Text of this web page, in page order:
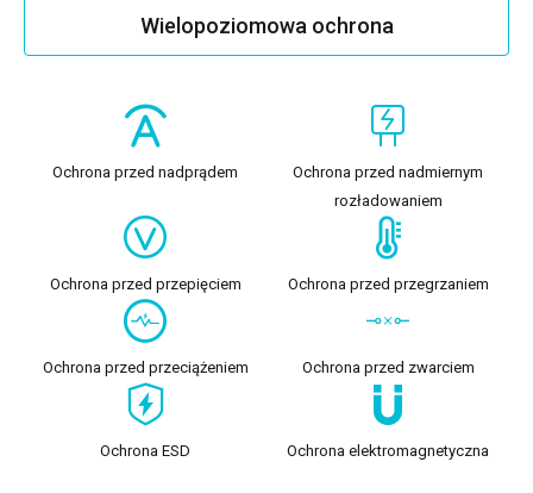
Wielopoziomowa ochrona
Ochrona przed nadprądem
Ochrona przed nadmiernym
rozładowaniem
Ochrona przed przepięciem Ochrona przed przegrzaniem
Ochrona przed przeciążeniem Ochrona przed zwarciem
Ochrona ESD Ochrona elektromagnetyczna